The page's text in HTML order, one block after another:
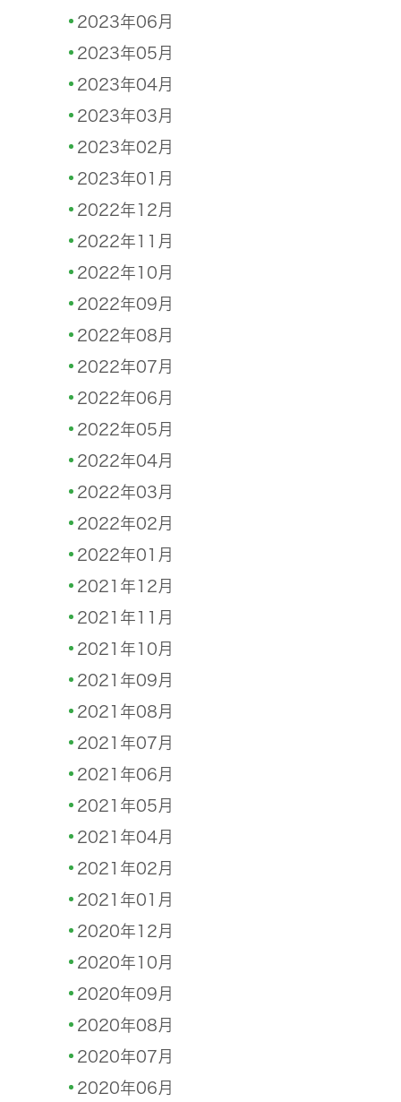
2023年06月
2023年05月
2023年04月
2023年03月
2023年02月
2023年01月
2022年12月
2022年11月
2022年10月
2022年09月
2022年08月
2022年07月
2022年06月
2022年05月
2022年04月
2022年03月
2022年02月
2022年01月
2021年12月
2021年11月
2021年10月
2021年09月
2021年08月
2021年07月
2021年06月
2021年05月
2021年04月
2021年02月
2021年01月
2020年12月
2020年10月
2020年09月
2020年08月
2020年07月
2020年06月